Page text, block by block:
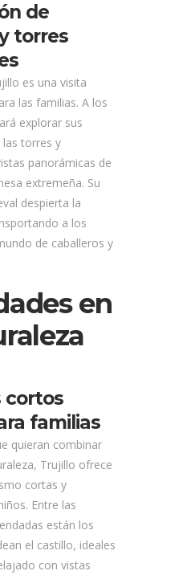
de
torres
es una visita
las familias. A los
explorar sus
las torres y
panorámicas de
extremeña. Su
despierta la
a los
de caballeros y
en
cortos
familias
quieran combinar
Trujillo ofrece
cortas y
Entre las
están los
el castillo, ideales
con vistas